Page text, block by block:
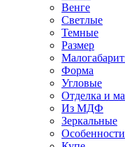
Венге
Светлые
Темные
Размер
Форма
Угловые
Отделка и
Из МДФ
Зеркальные
Особенности